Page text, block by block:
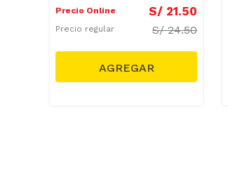
Precio Online S/ 21.50
Precio regular S/24.50